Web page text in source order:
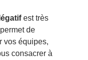
est très
de
vos équipes,
consacrer à